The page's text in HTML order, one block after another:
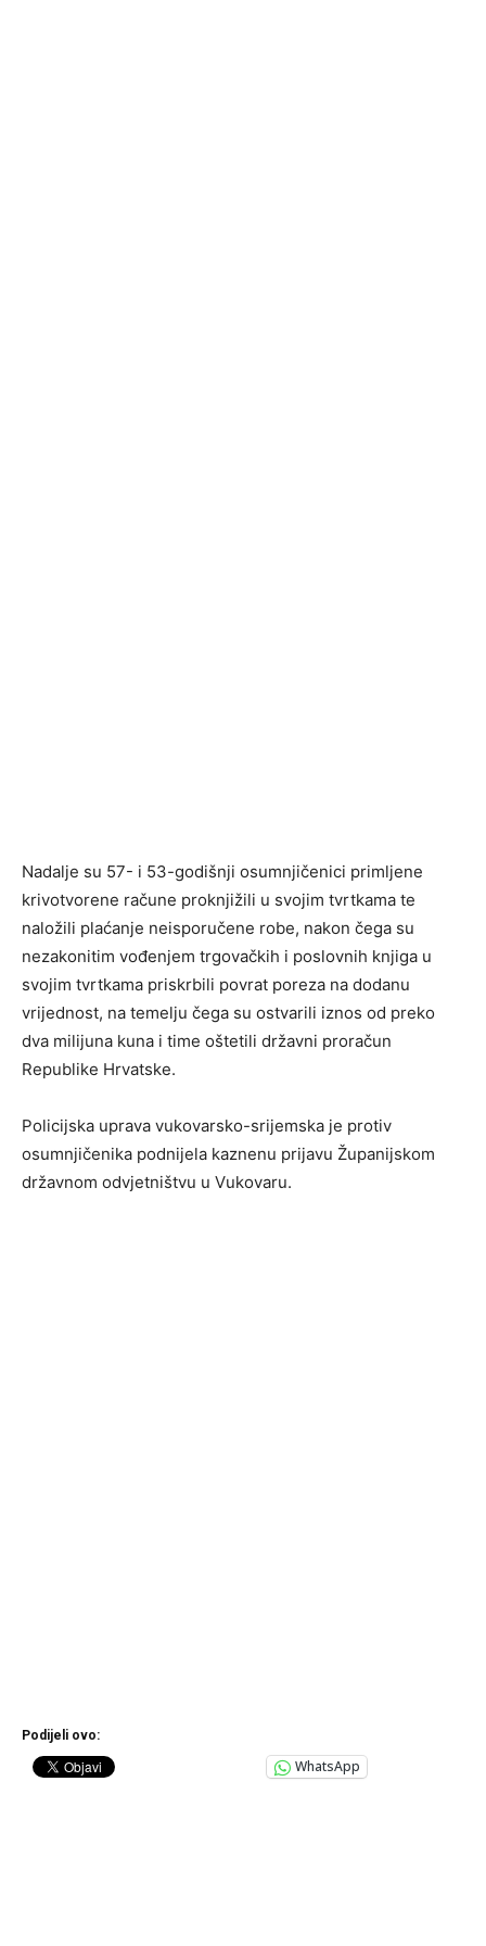
Nadalje su 57- i 53-godišnji osumnjičenici primljene
krivotvorene račune proknjižili u svojim tvrtkama te
naložili plaćanje neisporučene robe, nakon čega su
nezakonitim vođenjem trgovačkih i poslovnih knjiga u
svojim tvrtkama priskrbili povrat poreza na dodanu
vrijednost, na temelju čega su ostvarili iznos od preko
dva milijuna kuna i time oštetili državni proračun
Republike Hrvatske.
Policijska uprava vukovarsko-srijemska je protiv
osumnjičenika podnijela kaznenu prijavu Županijskom
državnom odvjetništvu u Vukovaru.
Podijeli ovo:
WhatsApp